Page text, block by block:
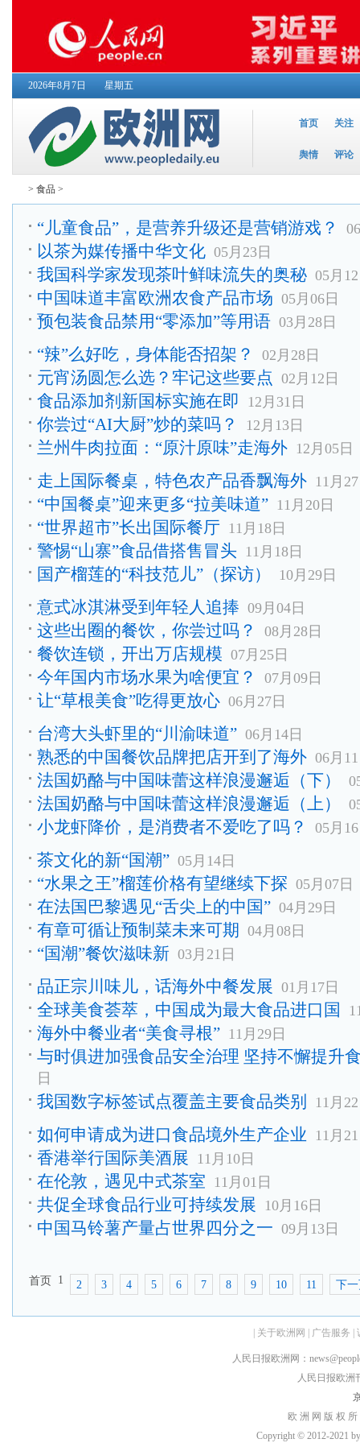
2026年8月7日 星期五
首页 关注
舆情 评论
> 食品 >
“儿童食品”，是营养升级还是营销游戏？
以茶为媒传播中华文化 05月23日
我国科学家发现茶叶鲜味流失的奥秘 05月
中国味道丰富欧洲农食产品市场 05月06日
预包装食品禁用“零添加”等用语 03月28日
“辣”么好吃，身体能否招架？ 02月28日
元宵汤圆怎么选？牢记这些要点 02月12日
食品添加剂新国标实施在即 12月31日
你尝过“AI大厨”炒的菜吗？ 12月13日
兰州牛肉拉面：“原汁原味”走海外 12月05日
走上国际餐桌，特色农产品香飘海外 11月
“中国餐桌”迎来更多“拉美味道” 11月20日
“世界超市”长出国际餐厅 11月18日
警惕“山寨”食品借搭售冒头 11月18日
国产榴莲的“科技范儿”（探访） 10月29日
意式冰淇淋受到年轻人追捧 09月04日
这些出圈的餐饮，你尝过吗？ 08月28日
餐饮连锁，开出万店规模 07月25日
今年国内市场水果为啥便宜？ 07月09日
让“草根美食”吃得更放心 06月27日
台湾大头虾里的“川渝味道” 06月14日
熟悉的中国餐饮品牌把店开到了海外 06月
法国奶酪与中国味蕾这样浪漫邂逅（下）
法国奶酪与中国味蕾这样浪漫邂逅（上）
小龙虾降价，是消费者不爱吃了吗？ 05月
茶文化的新“国潮” 05月14日
“水果之王”榴莲价格有望继续下探 05月07日
在法国巴黎遇见“舌尖上的中国” 04月29日
有章可循让预制菜未来可期 04月08日
“国潮”餐饮滋味新 03月21日
品正宗川味儿，话海外中餐发展 01月17日
全球美食荟萃，中国成为最大食品进口国
海外中餐业者“美食寻根” 11月29日
与时俱进加强食品安全治理 坚持不懈提升
日
我国数字标签试点覆盖主要食品类别
11月
如何申请成为进口食品境外生产企业 11月
香港举行国际美酒展 11月10日
在伦敦，遇见中式茶室 11月01日
共促全球食品行业可持续发展 10月16日
中国马铃薯产量占世界四分之一 09月13日
首页 1 2 3 4 5 6 7 8 9 10 11 下
关于欧洲网 广告服务
人民日报欧洲网：
人民日报欧洲
欧 洲 网 版 权
Copyright © 2012-2021